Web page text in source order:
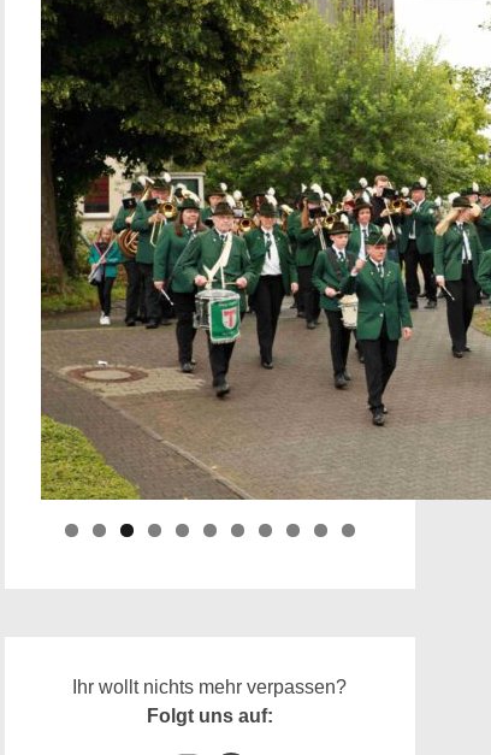
Ihr wollt nichts mehr verpassen?
Folgt uns auf: